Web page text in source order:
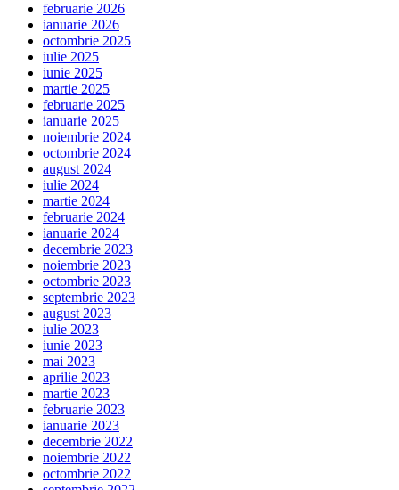
februarie 2026
ianuarie 2026
octombrie 2025
iulie 2025
iunie 2025
martie 2025
februarie 2025
ianuarie 2025
noiembrie 2024
octombrie 2024
august 2024
iulie 2024
martie 2024
februarie 2024
ianuarie 2024
decembrie 2023
noiembrie 2023
octombrie 2023
septembrie 2023
august 2023
iulie 2023
iunie 2023
mai 2023
aprilie 2023
martie 2023
februarie 2023
ianuarie 2023
decembrie 2022
noiembrie 2022
octombrie 2022